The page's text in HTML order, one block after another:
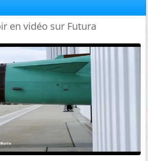
en vidéo sur Futura